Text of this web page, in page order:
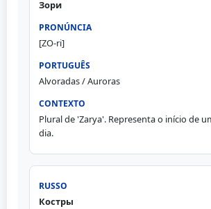
Зори
[ZO-ri]
Alvoradas / Auroras
Plural de 'Zarya'. Representa o início de
dia.
Костры